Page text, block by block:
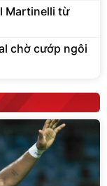
Martinelli từ
chờ cướp ngôi